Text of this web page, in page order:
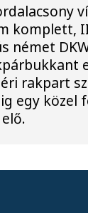
komplett,
német
rakpart
egy közel